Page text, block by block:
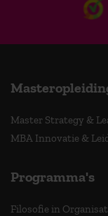
Master Strategy &
MBA Innovatie &
Programma's
Filosofie in